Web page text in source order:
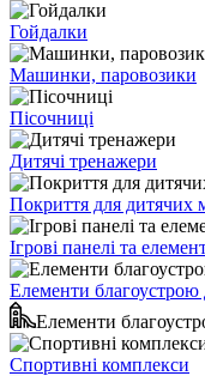
Гойдалки
Машинки, паровозики
Пісочниці
Дитячі тренажери
Покриття для дитячих
Ігрові панелі та
Елементи благоустрою
Елементи
Спортивні комплекси